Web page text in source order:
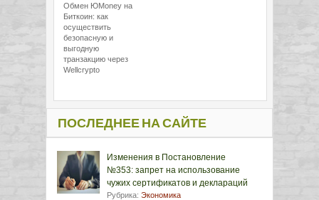
Обмен ЮMoney на
Биткоин: как
осуществить
безопасную и
выгодную
транзакцию через
Wellcrypto
ПОСЛЕДНЕЕ НА САЙТЕ
Изменения в Постановление
№353: запрет на использование
чужих сертификатов и деклараций
Рубрика: Экономика